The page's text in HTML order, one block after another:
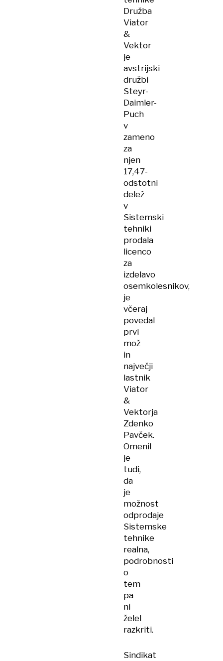
Družba
Viator
&
Vektor
je
avstrijski
družbi
Steyr-
Daimler-
Puch
v
zameno
za
njen
17,47-
odstotni
delež
v
Sistemski
tehniki
prodala
licenco
za
izdelavo
osemkolesnikov,
je
včeraj
povedal
prvi
mož
in
največji
lastnik
Viator
&
Vektorja
Zdenko
Pavček.
Omenil
je
tudi,
da
je
možnost
odprodaje
Sistemske
tehnike
realna,
podrobnosti
o
tem
pa
ni
želel
razkriti.
Sindikat